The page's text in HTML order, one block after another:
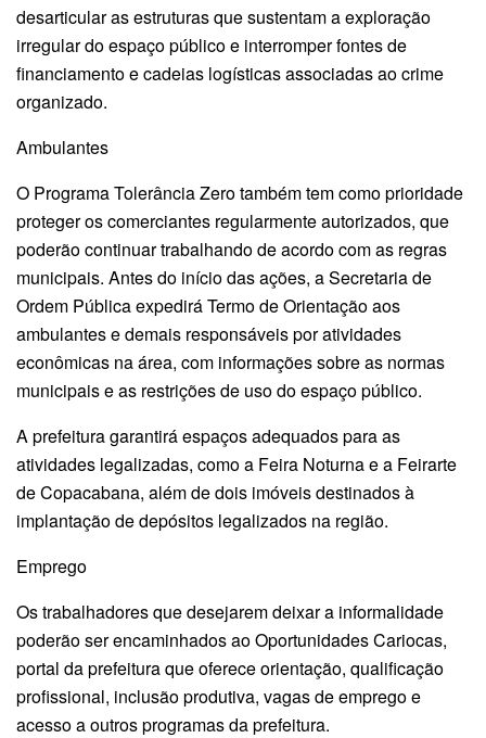
desarticular as estruturas que sustentam a exploração
irregular do espaço público e interromper fontes de
financiamento e cadeias logísticas associadas ao crime
organizado.
Ambulantes
O Programa Tolerância Zero também tem como prioridade
proteger os comerciantes regularmente autorizados, que
poderão continuar trabalhando de acordo com as regras
municipais. Antes do início das ações, a Secretaria de
Ordem Pública expedirá Termo de Orientação aos
ambulantes e demais responsáveis por atividades
econômicas na área, com informações sobre as normas
municipais e as restrições de uso do espaço público.
A prefeitura garantirá espaços adequados para as
atividades legalizadas, como a Feira Noturna e a Feirarte
de Copacabana, além de dois imóveis destinados à
implantação de depósitos legalizados na região.
Emprego
Os trabalhadores que desejarem deixar a informalidade
poderão ser encaminhados ao Oportunidades Cariocas,
portal da prefeitura que oferece orientação, qualificação
profissional, inclusão produtiva, vagas de emprego e
acesso a outros programas da prefeitura.